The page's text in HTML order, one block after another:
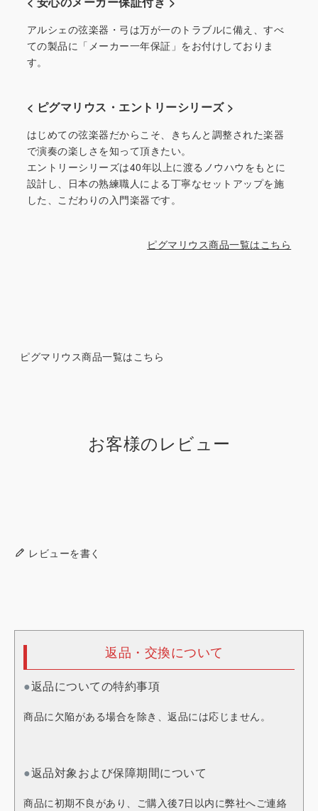
アルシェの弦楽器・弓は万が一のトラブルに備え、すべ
ての製品に「メーカー一年保証」をお付けしておりま
す。
< ピグマリウス・エントリーシリーズ >
はじめての弦楽器だからこそ、きちんと調整された楽器
で演奏の楽しさを知って頂きたい。
エントリーシリーズは40年以上に渡るノウハウをもとに
設計し、日本の熟練職人による丁寧なセットアップを施
した、こだわりの入門楽器です。
ピグマリウス商品一覧はこちら
ピグマリウス商品一覧はこちら
お客様のレビュー
レビューを書く
返品・交換について
●返品についての特約事項
商品に欠陥がある場合を除き、返品には応じません。
●返品対象および保障期間について
商品に初期不良があり、ご購入後7日以内に弊社へご連絡